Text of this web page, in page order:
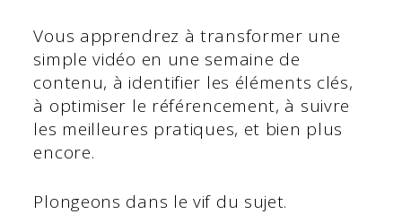
Vous apprendrez à transformer une
simple vidéo en une semaine de
contenu, à identifier les éléments clés,
à optimiser le référencement, à suivre
les meilleures pratiques, et bien plus
encore.
Plongeons dans le vif du sujet.